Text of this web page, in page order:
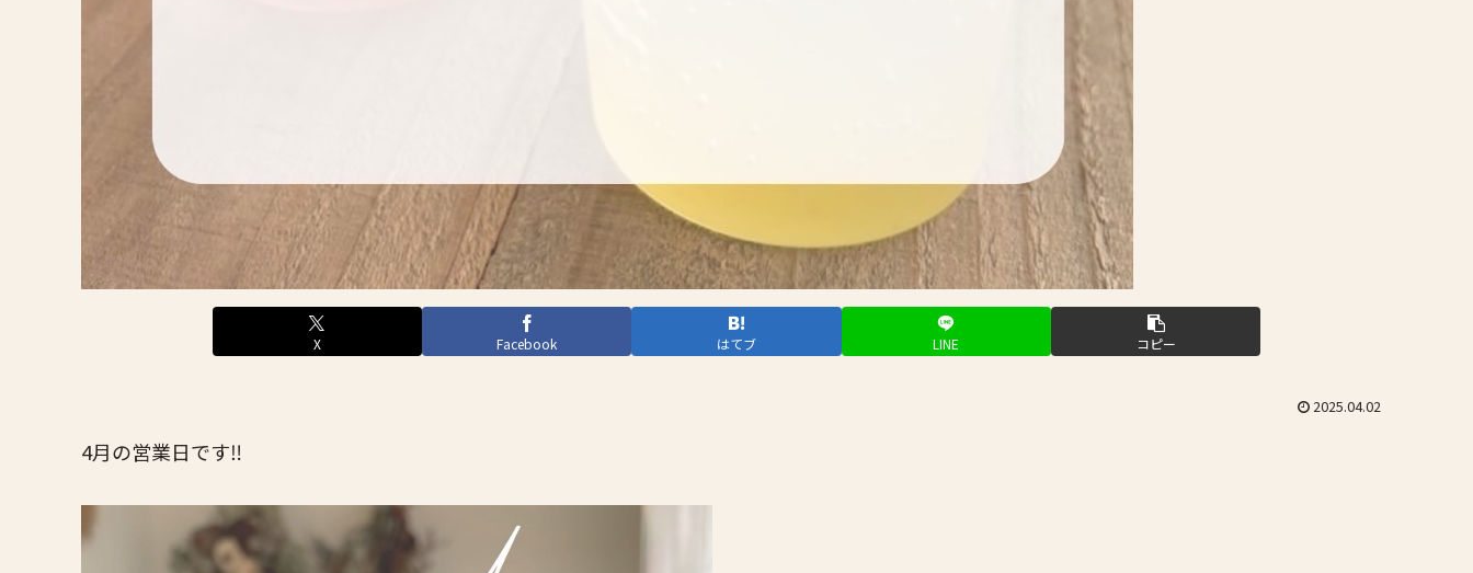
X Facebook はてブ LINE コピー
2025.04.02
4月の営業日です‼️